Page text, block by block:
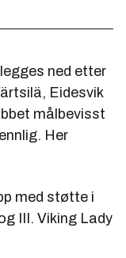
ned etter
Eidesvik
målbevisst
Her
med støtte i
III. Viking Lady